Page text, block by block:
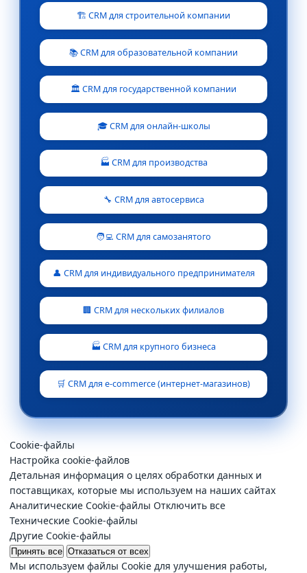
🏗️ CRM для строительной компании
📚 CRM для образовательной компании
🏛️ CRM для государственной компании
🎓 CRM для онлайн-школы
🏭 CRM для производства
🔧 CRM для автосервиса
🧑‍💻 CRM для самозанятого
👤 CRM для индивидуального предпринимателя
🏢 CRM для нескольких филиалов
🏭 CRM для крупного бизнеса
🛒 CRM для e-commerce (интернет-магазинов)
Cookie-файлы
Настройка cookie-файлов
Детальная информация о целях обработки данных и
поставщиках, которые мы используем на наших сайтах
Аналитические Cookie-файлы Отключить все
Технические Cookie-файлы
Другие Cookie-файлы
Принять все Отказаться от всех
Мы используем файлы Cookie для улучшения работы,